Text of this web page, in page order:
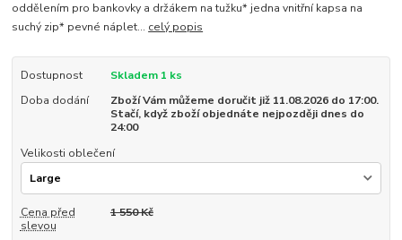
oddělením pro bankovky a držákem na tužku* jedna vnitřní kapsa na
suchý zip* pevné náplet... celý popis
Dostupnost
Skladem 1 ks
Doba dodání
Zboží Vám můžeme doručit již 11.08.2026 do 17:00.
Stačí, když zboží objednáte nejpozději dnes do
24:00
Velikosti oblečení
Cena před
slevou
1 550 Kč